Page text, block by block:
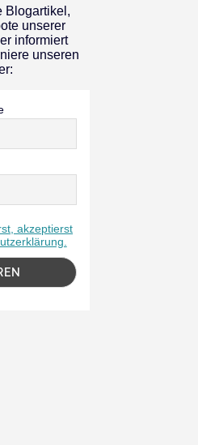
Blogartikel,
unserer
informiert
unseren
akzeptierst